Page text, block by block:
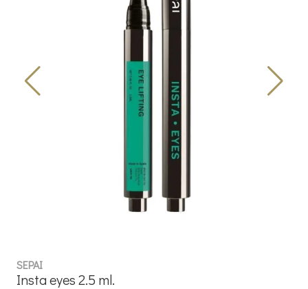
SEPAI
Insta eyes 2.5 ml.